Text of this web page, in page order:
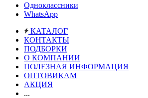
Одноклассники
WhatsApp
КАТАЛОГ
КОНТАКТЫ
ПОДБОРКИ
О КОМПАНИИ
ПОЛЕЗНАЯ ИНФОРМАЦИЯ
ОПТОВИКАМ
АКЦИЯ
...